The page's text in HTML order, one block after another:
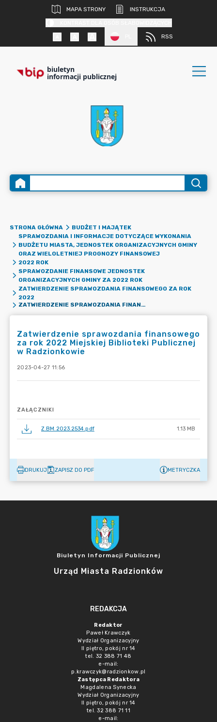
MAPA STRONY
INSTRUKCJA
RSS
biuletyn
informacji publicznej
STRONA GŁÓWNA
BUDŻET I MAJĄTEK
SPRAWOZDANIA I INFORMACJE DOTYCZĄCE WYKONANIA
BUDŻETU MIASTA, JEDNOSTEK ORGANIZACYJNYCH GMINY
ORAZ WIELOLETNIEJ PROGNOZY FINANSOWEJ
2022 ROK
SPRAWOZDANIE FINANSOWE JEDNOSTEK
ORGANIZACYJNYCH GMINY ZA 2022 ROK
ZATWIERDZENIE SPRAWOZDANIA FINANSOWEGO ZA ROK
2022
ZATWIERDZENIE SPRAWOZDANIA FINANSOWEGO ZA ROK 2022 MIEJSKIEJ BIBLIOTEKI PUBLICZNEJ W RADZIONKOWIE
Zatwierdzenie sprawozdania finansowego
za rok 2022 Miejskiej Biblioteki Publicznej
w Radzionkowie
2023-04-27 11:56
ZAŁĄCZNIKI
Z.BM.2023.2534.pdf 1.13 MB
DRUKUJ ZAPISZ DO PDF METRYCZKA
Biuletyn Informacji Publicznej
Urząd Miasta Radzionków
REDAKCJA
Redaktor
Paweł Krawczyk
Wydział Organizacyjny
II piętro, pokój nr 14
tel. 32 388 71 48
e-mail:
p.krawczyk@radzionkow.pl
Zastępca Redaktora
Magdalena Synecka
Wydział Organizacyjny
II piętro, pokój nr 14
tel. 32 388 71 11
e-mail: